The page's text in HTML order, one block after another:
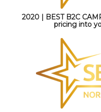
2020 | BEST B2C
pricing into